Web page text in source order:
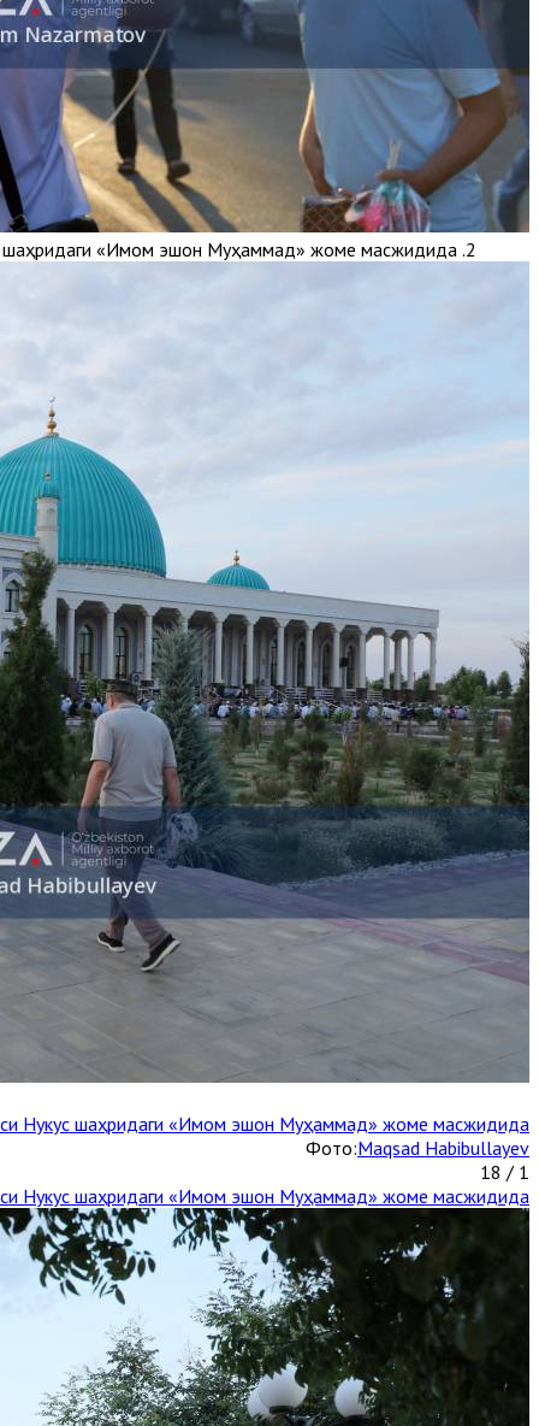
Нукус шаҳридаги «Имом эшон Муҳаммад» жоме масжидида
Фото:Maqsad Habibullayev
1 / 18
Нукус шаҳридаги «Имом эшон Муҳаммад» жоме масжидида